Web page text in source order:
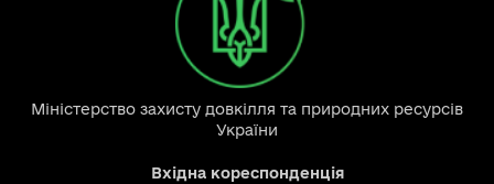
Міністерство захисту довкілля та природних ресурсів
України
Вхідна кореспонденція